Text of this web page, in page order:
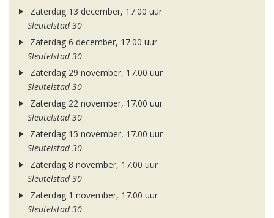
Zaterdag 13 december, 17.00 uur
Sleutelstad 30
Zaterdag 6 december, 17.00 uur
Sleutelstad 30
Zaterdag 29 november, 17.00 uur
Sleutelstad 30
Zaterdag 22 november, 17.00 uur
Sleutelstad 30
Zaterdag 15 november, 17.00 uur
Sleutelstad 30
Zaterdag 8 november, 17.00 uur
Sleutelstad 30
Zaterdag 1 november, 17.00 uur
Sleutelstad 30